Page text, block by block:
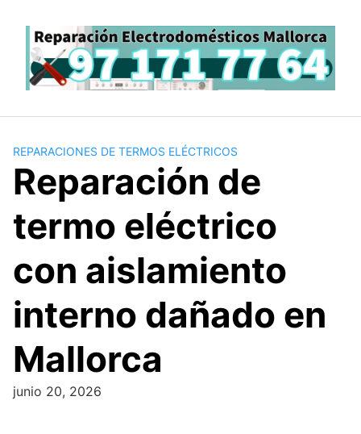
contenido
REPARACIONES DE TERMOS ELÉCTRICOS
Reparación de
termo eléctrico
con aislamiento
interno dañado en
Mallorca
junio 20, 2026